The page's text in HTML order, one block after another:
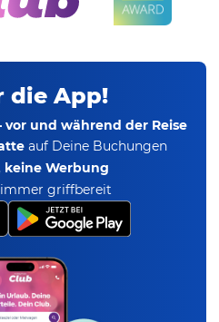
die App!
und während der Reise
auf Deine Buchungen
keine Werbung
griffbereit